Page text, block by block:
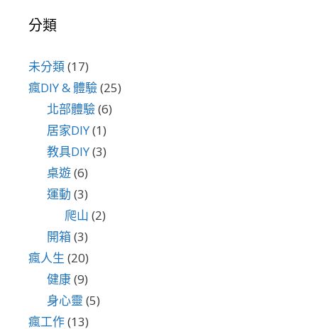
分類
未分類(17)
瘋DIY & 體驗(25)
北部體驗(6)
居家DIY(1)
教具DIY(3)
桌遊(6)
運動 (3)
爬山 (2)
開箱(3)
瘋人生 (20)
健康(9)
身心靈 (5)
瘋工作(13)